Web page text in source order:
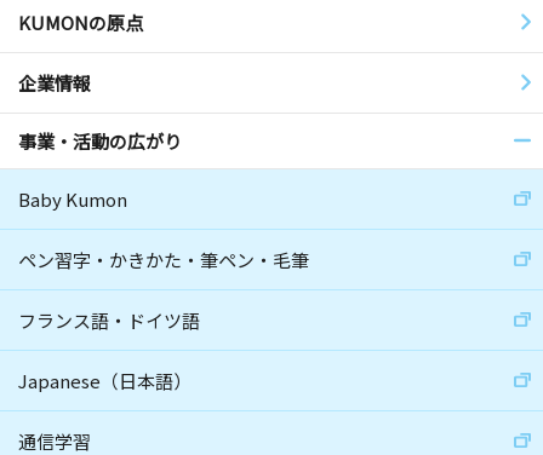
KUMONの原点
企業情報
事業・活動の広がり
Baby Kumon
ペン習字・かきかた・筆ペン・毛筆
フランス語・ドイツ語
Japanese（日本語）
通信学習